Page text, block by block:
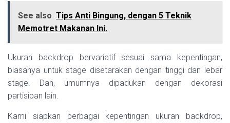
See also Tips Anti Bingung, dengan 5 Teknik
Memotret Makanan Ini.
Ukuran backdrop bervariatif sesuai sama kepentingan,
biasanya untuk stage disetarakan dengan tinggi dan lebar
stage. Dan, umumnya dipadukan dengan dekorasi
partisipan lain.
Kami siapkan berbagai kepentingan ukuran backdrop,